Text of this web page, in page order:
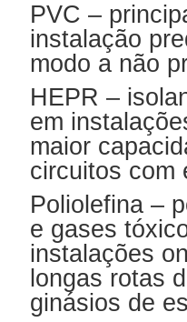
PVC –
instalação
modo a não
HEPR –
em
maior
circuitos com
Poliolefina –
e gases
instalações
longas rotas
ginásios de